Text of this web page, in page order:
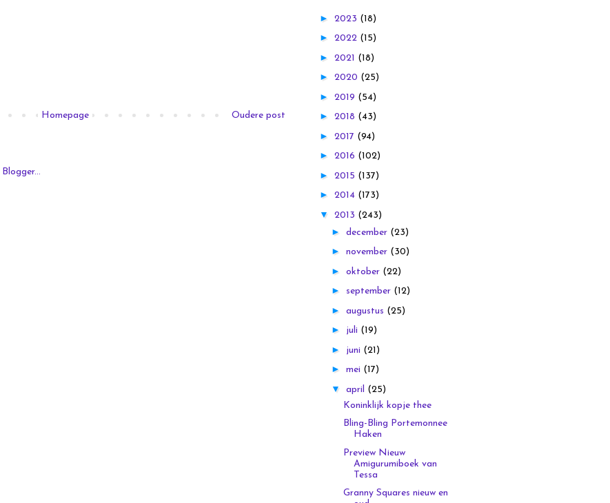
Oudere post
Homepage
► 2023 (18)
► 2022 (15)
► 2021 (18)
► 2020 (25)
► 2019 (54)
► 2018 (43)
► 2017 (94)
► 2016 (102)
► 2015 (137)
► 2014 (173)
▼ 2013 (243)
► december (23)
► november (30)
► oktober (22)
► september (12)
► augustus (25)
► juli (19)
► juni (21)
► mei (17)
▼ april (25)
Koninklijk kopje thee
Bling-Bling Portemonnee
Haken
Preview Nieuw
Amigurumiboek van
Tessa
Granny Squares nieuw en